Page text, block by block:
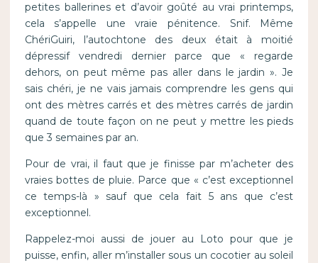
petites ballerines et d’avoir goûté au vrai printemps,
cela s’appelle une vraie pénitence. Snif. Même
ChériGuiri, l’autochtone des deux était à moitié
dépressif vendredi dernier parce que « regarde
dehors, on peut même pas aller dans le jardin ». Je
sais chéri, je ne vais jamais comprendre les gens qui
ont des mètres carrés et des mètres carrés de jardin
quand de toute façon on ne peut y mettre les pieds
que 3 semaines par an.
Pour de vrai, il faut que je finisse par m’acheter des
vraies bottes de pluie. Parce que « c’est exceptionnel
ce temps-là » sauf que cela fait 5 ans que c’est
exceptionnel.
Rappelez-moi aussi de jouer au Loto pour que je
puisse, enfin, aller m’installer sous un cocotier au soleil